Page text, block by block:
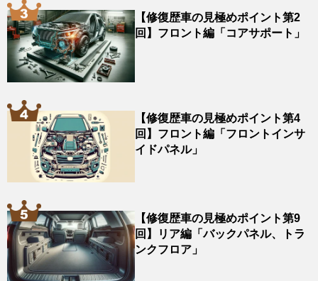
【修復歴車の見極めポイント第2
回】フロント編「コアサポート」
【修復歴車の見極めポイント第4
回】フロント編「フロントインサ
イドパネル」
【修復歴車の見極めポイント第9
回】リア編「バックパネル、トラ
ンクフロア」